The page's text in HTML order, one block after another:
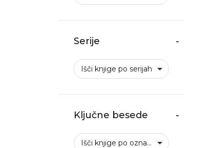
Serije -
Išči knjige po serijah
Ključne besede -
Išči knjige po oznakah